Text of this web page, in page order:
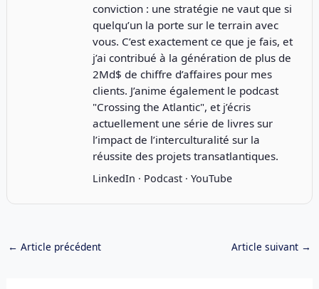
conviction : une stratégie ne vaut que si
quelqu’un la porte sur le terrain avec
vous. C’est exactement ce que je fais, et
j’ai contribué à la génération de plus de
2Md$ de chiffre d’affaires pour mes
clients. J’anime également le podcast
"Crossing the Atlantic", et j’écris
actuellement une série de livres sur
l’impact de l’interculturalité sur la
réussite des projets transatlantiques.
LinkedIn · Podcast· YouTube
← Article précédent Article suivant →